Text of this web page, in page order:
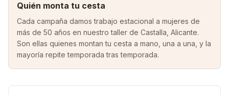
Quién monta tu cesta
Cada campaña damos trabajo estacional a mujeres de
más de 50 años en nuestro taller de Castalla, Alicante.
Son ellas quienes montan tu cesta a mano, una a una, y la
mayoría repite temporada tras temporada.